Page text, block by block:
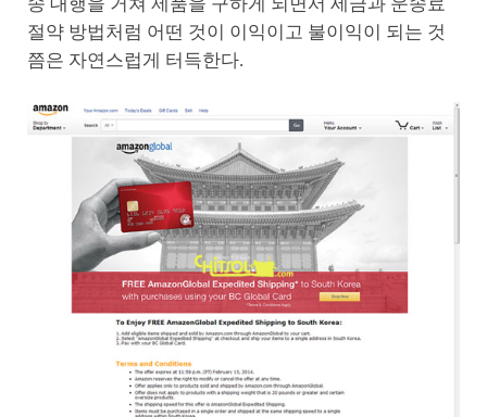
절약 방법처럼 어떤 것이 이익이고 불이익이 되는 것
쯤은 자연스럽게 터득한다.